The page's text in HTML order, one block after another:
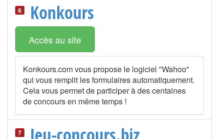
6 Konkours
Accès au site
Konkours.com vous propose le logiciel "Wahoo"
qui vous remplit les formulaires automatiquement.
Cela vous permet de participer à des centaines
de concours en même temps !
7